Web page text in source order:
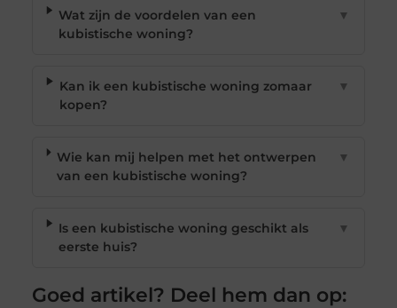
Wat zijn de voordelen van een
kubistische woning?
▼
Kan ik een kubistische woning zomaar
kopen?
▼
Wie kan mij helpen met het ontwerpen
van een kubistische woning?
▼
Is een kubistische woning geschikt als
eerste huis?
▼
Goed artikel? Deel hem dan op: